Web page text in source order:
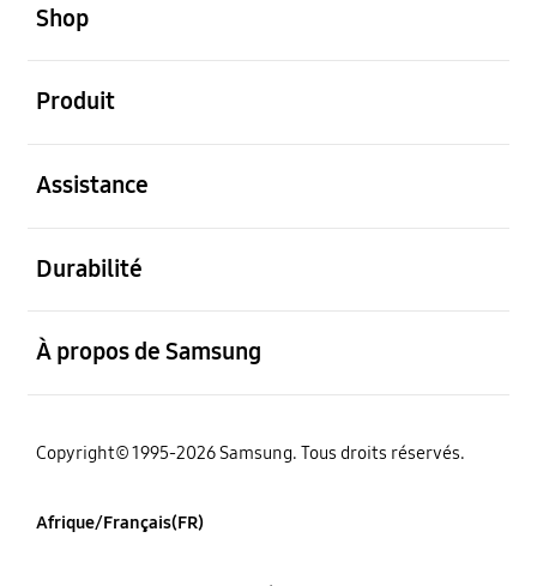
Shop
Produit
Assistance
Durabilité
À propos de Samsung
Copyright© 1995-2026 Samsung. Tous droits réservés.
Afrique/Français(FR)